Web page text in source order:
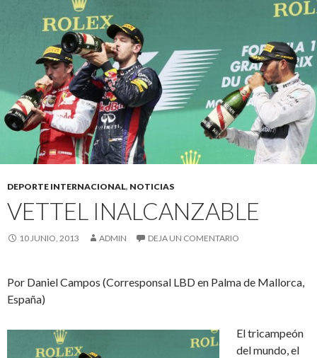
DEPORTE INTERNACIONAL, NOTICIAS
VETTEL INALCANZABLE
10 JUNIO, 2013 ADMIN DEJA UN COMENTARIO
Por Daniel Campos (Corresponsal LBD en Palma de Mallorca,
España)
El tricampeón
del mundo, el